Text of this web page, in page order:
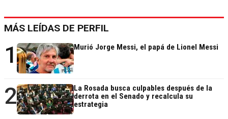
MÁS LEÍDAS DE PERFIL
1 Murió Jorge Messi, el papá de Lionel Messi
2
La Rosada busca culpables después de la
derrota en el Senado y recalcula su
estrategia